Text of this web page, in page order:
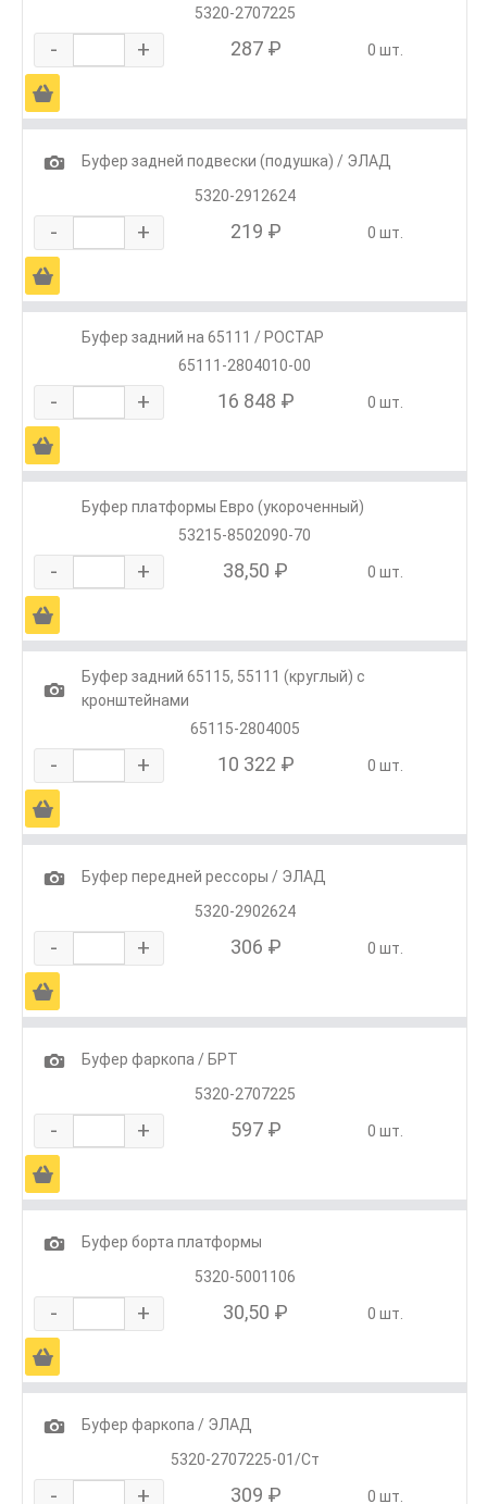
5320-2707225
- + 287 ₽ 0 шт.
Ä
1
Буфер задней подвески (подушка) / ЭЛАД
5320-2912624
- + 219 ₽ 0 шт.
Ä
Буфер задний на 65111 / РОСТАР
65111-2804010-00
- + 16 848 ₽ 0 шт.
Ä
Буфер платформы Евро (укороченный)
53215-8502090-70
- + 38,50 ₽ 0 шт.
Ä
1
Буфер задний 65115, 55111 (круглый) с
кронштейнами
65115-2804005
- + 10 322 ₽ 0 шт.
Ä
1
Буфер передней рессоры / ЭЛАД
5320-2902624
- + 306 ₽ 0 шт.
Ä
1
Буфер фаркопа / БРТ
5320-2707225
- + 597 ₽ 0 шт.
Ä
1
Буфер борта платформы
5320-5001106
- + 30,50 ₽ 0 шт.
Ä
1
Буфер фаркопа / ЭЛАД
5320-2707225-01/Ст
- + 309 ₽ 0 шт.